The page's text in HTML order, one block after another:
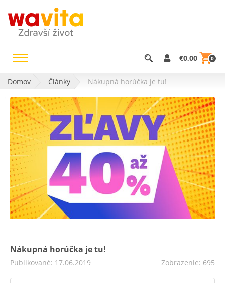
€0,00 0
Domov Články Nákupná horúčka je tu!
Nákupná horúčka je tu!
Publikované: 17.06.2019 Zobrazenie: 695